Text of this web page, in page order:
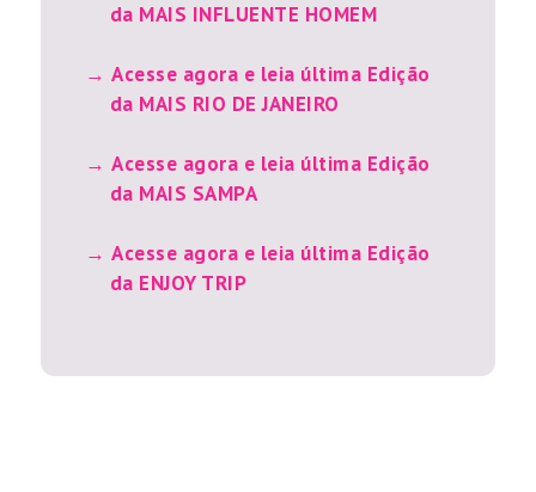
da MAIS INFLUENTE HOMEM
Acesse agora e leia última Edição
da MAIS RIO DE JANEIRO
Acesse agora e leia última Edição
da MAIS SAMPA
Acesse agora e leia última Edição
da ENJOY TRIP